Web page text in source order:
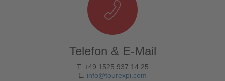
Telefon & E-Mail
T. +49 1525 937 14 25
E. info@tourexpi.com